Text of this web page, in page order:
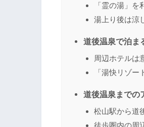
「霊の湯」を
湯上り後は涼
道後温泉で泊ま
周辺ホテルは
「湯快リゾー
道後温泉までの
松山駅から道